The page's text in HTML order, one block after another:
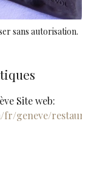
sans autorisation.
Site web:
fr/geneve/